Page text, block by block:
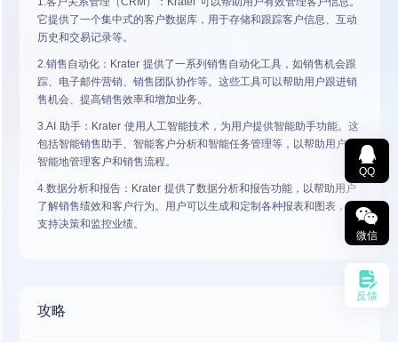
它提供了一个集中式的客户数据库，用于存储和跟踪客户信息、互动
历史和交易记录等。
2.销售自动化：Krater 提供了一系列销售自动化工具，如销售机会跟
踪、电子邮件营销、销售团队协作等。这些工具可以帮助用户跟进销
售机会、提高销售效率和增加业务。
3.AI 助手：Krater 使用人工智能技术，为用户提供智能助手功能。这
包括智能销售助手、智能客户分析和智能任务管理等，以帮助用户更
智能地管理客户和销售流程。
4.数据分析和报告：Krater 提供了数据分析和报告功能，以帮助用户
了解销售绩效和客户行为。用户可以生成和定制各种报表和图表，以
支持决策和监控业绩。
攻略
QQ
微信
反馈